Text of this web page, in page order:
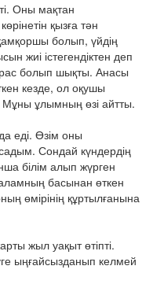
Оны мақтан
қызға тән
болып, үйдің
жиі істегендіктен деп
рас болып шықты. Анасы
кезде, ол оқушы
ұлымның өзі айтты.
еді. Өзім оны
Сондай күндердің
білім алып жүрген
басынан өткен
өмірінің құртылғанына
жыл уақыт өтіпті.
ыңғайсызданып келмей